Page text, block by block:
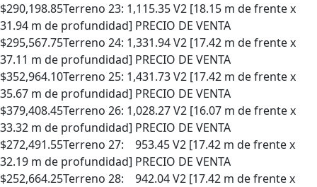
$290,198.85Terreno 23: 1,115.35 V2 [18.15 m de frente x
31.94 m de profundidad] PRECIO DE VENTA
$295,567.75Terreno 24: 1,331.94 V2 [17.42 m de frente x
37.11 m de profundidad] PRECIO DE VENTA
$352,964.10Terreno 25: 1,431.73 V2 [17.42 m de frente x
35.67 m de profundidad] PRECIO DE VENTA
$379,408.45Terreno 26: 1,028.27 V2 [16.07 m de frente x
33.32 m de profundidad] PRECIO DE VENTA
$272,491.55Terreno 27: 953.45 V2 [17.42 m de frente x
32.19 m de profundidad] PRECIO DE VENTA
$252,664.25Terreno 28: 942.04 V2 [17.42 m de frente x